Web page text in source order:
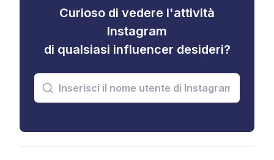
Curioso di vedere l'attività
Instagram
di qualsiasi influencer desideri?